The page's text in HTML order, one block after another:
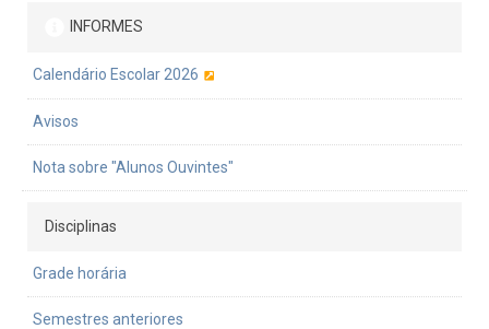
INFORMES
Calendário Escolar 2026
Avisos
Nota sobre "Alunos Ouvintes"
Disciplinas
Grade horária
Semestres anteriores